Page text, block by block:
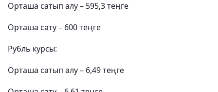
Орташа сатып алу – 595,3 теңге
Орташа сату – 600 теңге
Рубль курсы:
Орташа сатып алу – 6,49 теңге